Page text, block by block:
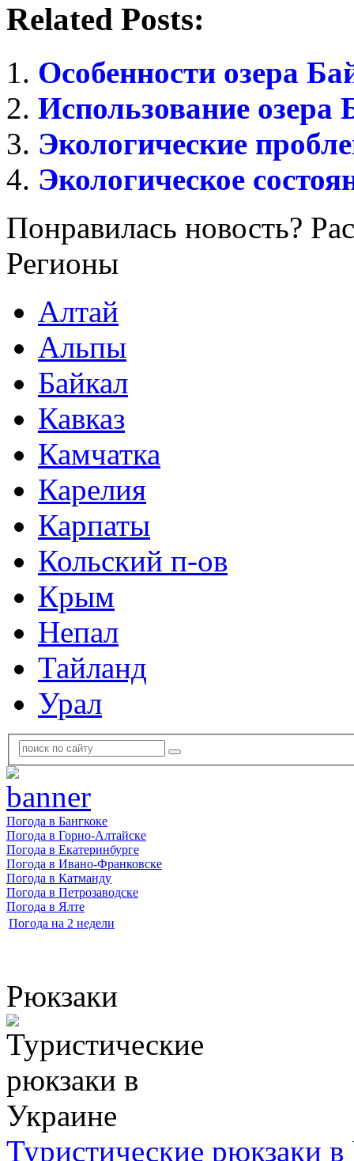
Related Posts:
Особенности озера
Использование озера
Экологические
Экологическое
Понравилась новость?
Регионы
Алтай
Альпы
Байкал
Кавказ
Камчатка
Карелия
Карпаты
Кольский п-ов
Крым
Непал
Тайланд
Урал
Погода в Бангкоке
Погода в Горно-Алтайске
Погода в Екатеринбурге
Погода в Ивано-Франковске
Погода в Катманду
Погода в Петрозаводске
Погода в Ялте
Погода на 2 недели
Рюкзаки
Туристические рюкзаки